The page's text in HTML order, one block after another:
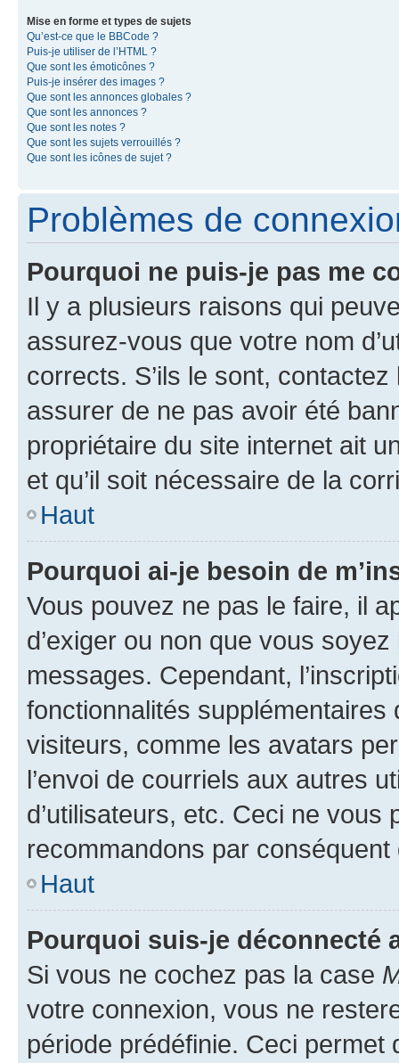
Mise en forme et types de sujets
Qu’est-ce que le BBCode ?
Puis-je utiliser de l’HTML ?
Que sont les émoticônes ?
Puis-je insérer des images ?
Que sont les annonces globales ?
Que sont les annonces ?
Que sont les notes ?
Que sont les sujets verrouillés ?
Que sont les icônes de sujet ?
Problèmes de
Pourquoi ne puis-je pas me
Il y a plusieurs raisons qui
assurez-vous que votre nom
corrects. S’ils le sont,
assurer de ne pas avoir été
propriétaire du site internet ait
et qu’il soit nécessaire de la
Haut
Pourquoi ai-je besoin de
Vous pouvez ne pas le faire, il
d’exiger ou non que vous
messages. Cependant,
fonctionnalités
visiteurs, comme les avatars
l’envoi de courriels aux autres
d’utilisateurs, etc. Ceci ne vous
recommandons par conséquent
Haut
Pourquoi suis-je déconnecté
Si vous ne cochez pas la case
votre connexion, vous ne
période prédéfinie. Ceci permet